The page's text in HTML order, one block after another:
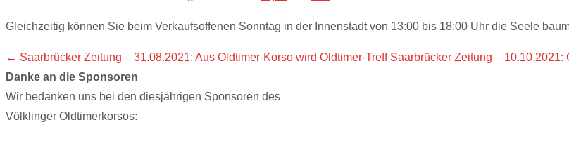
Gleichzeitig können Sie beim Verkaufsoffenen Sonntag in der Innenstadt von 13:00 bis 18:00 Uhr die Seele
Post
navigation
← Saarbrücker Zeitung – 31.08.2021: Aus Oldtimer-Korso wird Oldtimer-Treff Saarbrücker Zeitung –
Danke an die Sponsoren
Wir bedanken uns bei den diesjährigen Sponsoren des
Völklinger Oldtimerkorsos: